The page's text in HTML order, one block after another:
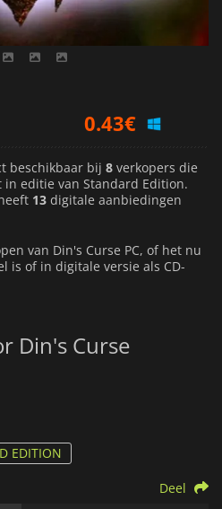
1.12€
0.85€
beschikbaar bij 8 verkopers die
in editie van Standard Edition.
13 digitale aanbiedingen
van Din's Curse PC, of het nu
is of in digitale versie als CD-
Din's Curse
EDITION
Deel